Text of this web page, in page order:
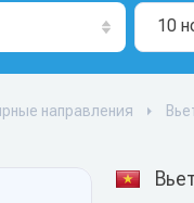
10
направления